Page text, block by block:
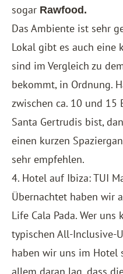
sogar Rawfood.
Das Ambiente ist sehr
Lokal gibt es auch eine
sind im Vergleich zu
bekommt, in Ordnung.
zwischen ca. 10 und 15
Santa Gertrudis bist,
einen kurzen
sehr empfehlen.
4. Hotel auf Ibiza: TUI
Übernachtet haben wir
Life Cala Pada. Wer uns
typischen All-Inclusive-
haben wir uns im Hotel